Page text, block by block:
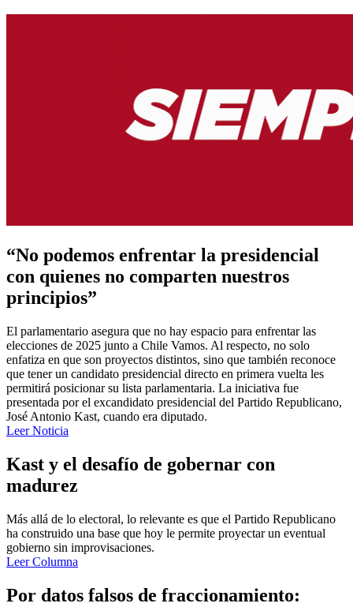
“No podemos enfrentar la presidencial
con quienes no comparten nuestros
principios”
El parlamentario asegura que no hay espacio para enfrentar las
elecciones de 2025 junto a Chile Vamos. Al respecto, no solo
enfatiza en que son proyectos distintos, sino que también reconoce
que tener un candidato presidencial directo en primera vuelta les
permitirá posicionar su lista parlamentaria. La iniciativa fue
presentada por el excandidato presidencial del Partido Republicano,
José Antonio Kast, cuando era diputado.
Leer Noticia
Kast y el desafío de gobernar con
madurez
Más allá de lo electoral, lo relevante es que el Partido Republicano
ha construido una base que hoy le permite proyectar un eventual
gobierno sin improvisaciones.
Leer Columna
Por datos falsos de fraccionamiento: